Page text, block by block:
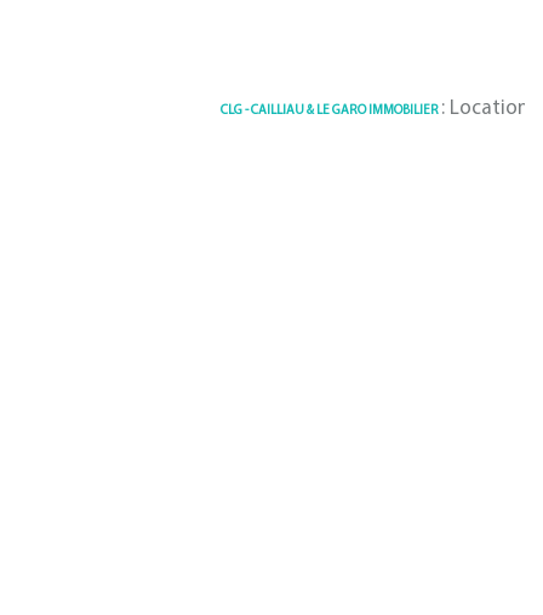
CLG - CAILLIAU & LE GARO IMMOBILIER: Location